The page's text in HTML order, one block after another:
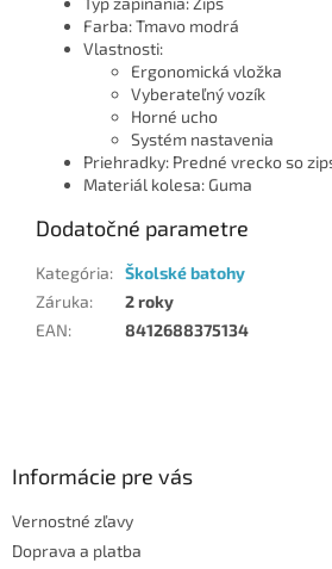
Farba: Tmavo modrá
Vlastnosti:
Ergonomická vložka
Vyberateľný vozík
Horné ucho
Systém nastavenia
Priehradky: Predné vrecko so
Materiál kolesa: Guma
Dodatočné parametre
Kategória: Školské batohy
Záruka:
2 roky
EAN: 8412688375134
Informácie pre vás
Vernostné zľavy
Doprava a platba